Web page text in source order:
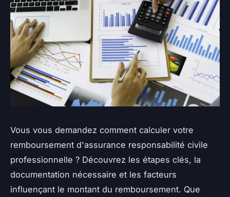
Vous vous demandez comment calculer votre
remboursement d'assurance responsabilité civile
professionnelle ? Découvrez les étapes clés, la
documentation nécessaire et les facteurs
influençant le montant du remboursement. Que